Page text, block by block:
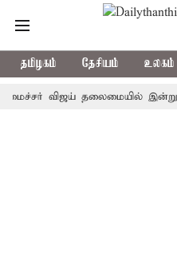
தமிழகம் தேசியம் உலகம்
விஜய் தலைமையில் இன்று